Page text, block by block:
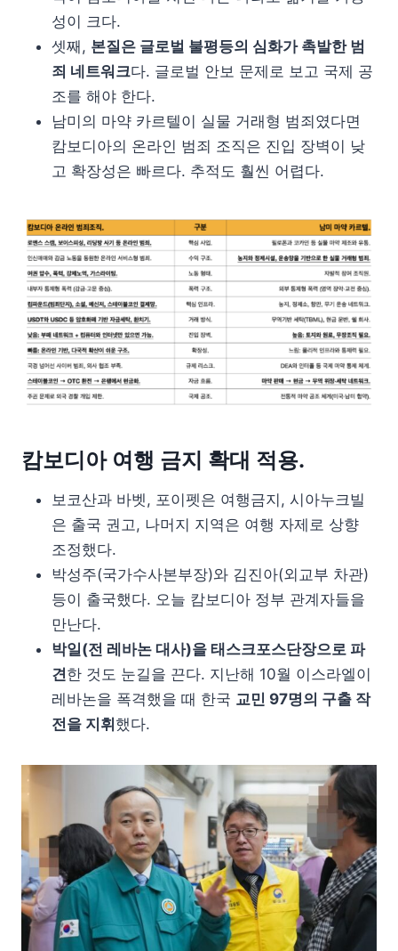
성이 크다.
셋째, 본질은 글로벌 불평등의 심화가 촉발한 범
죄 네트워크다. 글로벌 안보 문제로 보고 국제 공
조를 해야 한다.
남미의 마약 카르텔이 실물 거래형 범죄였다면
캄보디아의 온라인 범죄 조직은 진입 장벽이 낮
고 확장성은 빠르다. 추적도 훨씬 어렵다.
캄보디아 여행 금지 확대 적용.
보코산과 바벳, 포이펫은 여행금지, 시아누크빌
은 출국 권고, 나머지 지역은 여행 자제로 상향
조정했다.
박성주(국가수사본부장)와 김진아(외교부 차관)
등이 출국했다. 오늘 캄보디아 정부 관계자들을
만난다.
박일(전 레바논 대사)을 태스크포스단장으로 파
견한 것도 눈길을 끈다. 지난해 10월 이스라엘이
레바논을 폭격했을 때 한국 교민 97명의 구출 작
전을 지휘했다.